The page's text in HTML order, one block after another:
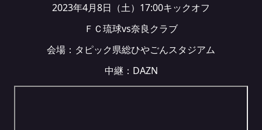
2023年4月8日（土）17:00キックオフ
ＦＣ琉球vs奈良クラブ
会場：タピック県総ひやごんスタジアム
中継： DAZN